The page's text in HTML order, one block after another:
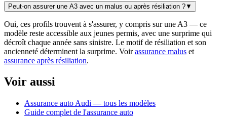
Peut-on assurer une A3 avec un malus ou après résiliation ?▼
Oui, ces profils trouvent à s'assurer, y compris sur une A3 — ce
modèle reste accessible aux jeunes permis, avec une surprime qui
décroît chaque année sans sinistre. Le motif de résiliation et son
ancienneté déterminent la surprime. Voirassurance malus et
assurance après résiliation.
Voir aussi
Assurance auto Audi — tous les modèles
Guide complet de l'assurance auto